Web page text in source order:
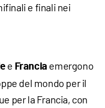
e finali nei
e Francia emergono
del mondo per il
per la Francia, con